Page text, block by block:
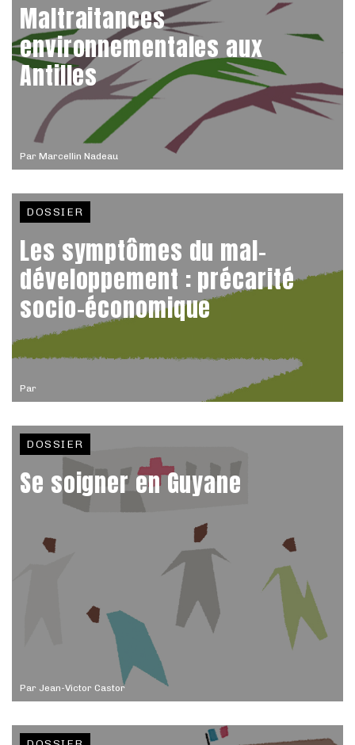
Par Marcellin Nadeau
Maltraitances
environnementales aux
Antilles
Par
DOSSIER
Les symptômes du mal-
développement : précarité
socio-économique
Par Jean-Victor Castor
DOSSIER
Se soigner en Guyane